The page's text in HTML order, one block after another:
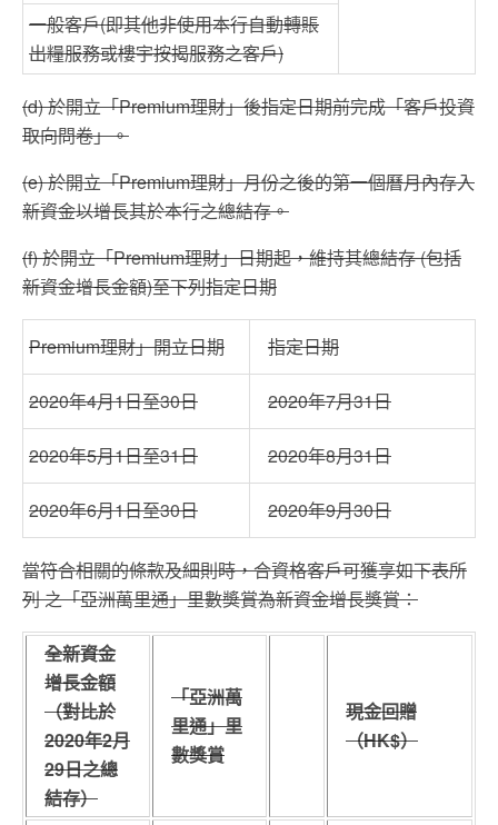
一般客戶(即其他非使用本行自動轉賬
出糧服務或樓宇按揭服務之客戶)
(d) 於開立「Premium理財」後指定日期前完成「客戶投資
取向問卷」。
(e) 於開立「Premium理財」月份之後的第一個曆月內存入
新資金以增長其於本行之總結存。
(f) 於開立「Premium理財」日期起，維持其總結存 (包括
新資金增長金額)至下列指定日期
Premium理財」開立日期 指定日期
2020年4月1日至30日 2020年7月31日
2020年5月1日至31日 2020年8月31日
2020年6月1日至30日 2020年9月30日
當符合相關的條款及細則時，合資格客戶可獲享如下表所
列 之「亞洲萬里通」里數獎賞為新資金增長獎賞：
全新資金
增長金額
（對比於
2020年2月
29日之總
結存）
「亞洲萬
里通」里
數獎賞
現金回贈
（HK$）